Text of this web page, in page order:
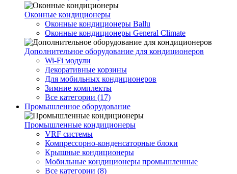
Оконные кондиционеры
Оконные кондиционеры Ballu
Оконные кондиционеры General Climate
Дополнительное оборудование для кондиционеров
Wi-Fi модули
Декоративные корзины
Для мобильных кондиционеров
Зимние комплекты
Все категории (17)
Промышленное оборудование
Промышленные кондиционеры
VRF системы
Компрессорно-конденсаторные блоки
Крышные кондиционеры
Мобильные кондиционеры промышленные
Все категории (8)